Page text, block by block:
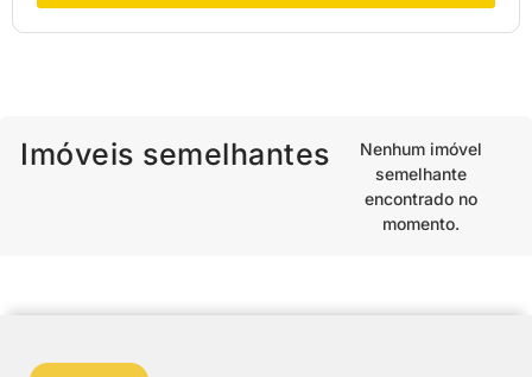
Imóveis semelhantes
Nenhum imóvel
semelhante
encontrado no
momento.